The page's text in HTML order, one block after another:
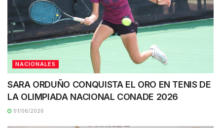
NACIONALES
SARA ORDUÑO CONQUISTA EL ORO EN TENIS DE
LA OLIMPIADA NACIONAL CONADE 2026
01/06/2026